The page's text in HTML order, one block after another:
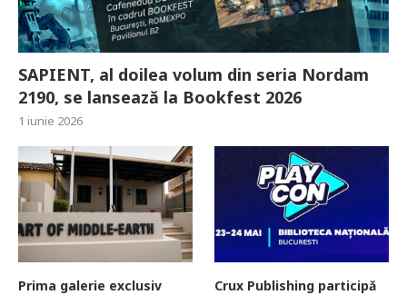
SAPIENT, al doilea volum din seria Nordam
2190, se lansează la Bookfest 2026
1 iunie 2026
Prima galerie exclusiv
Crux Publishing participă